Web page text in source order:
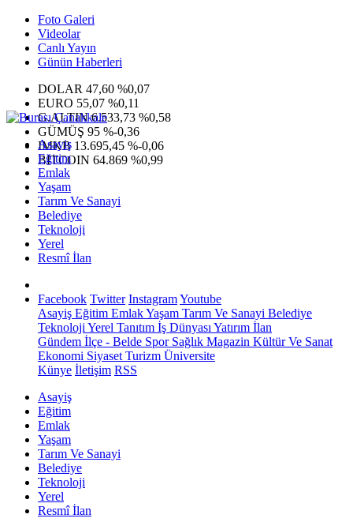
Foto Galeri
Videolar
Canlı Yayın
Günün Haberleri
DOLAR 47,60 %0,07
EURO 55,07 %0,11
G.ALTIN6.533,73 %0,58
GÜMÜŞ 95 %-0,36
IMKB 13.695,45 %-0,06
BITCOIN 64.869 %0,99
Asayiş
Eğitim
Emlak
Yaşam
Tarım Ve Sanayi
Belediye
Teknoloji
Yerel
Resmî İlan
Facebook Twitter InstagramYoutube
Asayiş Eğitim EmlakYaşam Tarım Ve Sanayi Belediye
Teknoloji Yerel Tanıtım İş Dünyası Yatırım İlan
Gündem İlçe - Belde SporSağlık Magazin Kültür Ve Sanat
Ekonomi Siyaset Turizm Üniversite
Künye İletişim RSS
Asayiş
Eğitim
Emlak
Yaşam
Tarım Ve Sanayi
Belediye
Teknoloji
Yerel
Resmî İlan